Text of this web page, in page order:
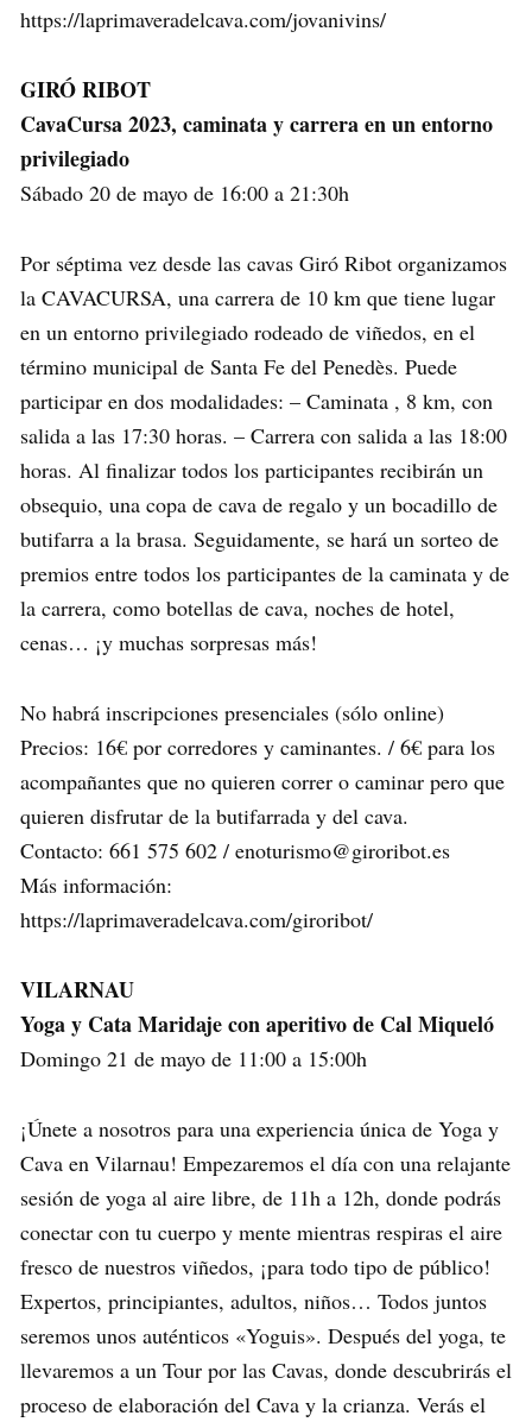
https://laprimaveradelcava.com/jovanivins/
GIRÓ RIBOT
CavaCursa 2023, caminata y carrera en un entorno
privilegiado
Sábado 20 de mayo de 16:00 a 21:30h
Por séptima vez desde las cavas Giró Ribot organizamos
la CAVACURSA, una carrera de 10 km que tiene lugar
en un entorno privilegiado rodeado de viñedos, en el
término municipal de Santa Fe del Penedès. Puede
participar en dos modalidades: – Caminata , 8 km, con
salida a las 17:30 horas. – Carrera con salida a las 18:00
horas. Al finalizar todos los participantes recibirán un
obsequio, una copa de cava de regalo y un bocadillo de
butifarra a la brasa. Seguidamente, se hará un sorteo de
premios entre todos los participantes de la caminata y de
la carrera, como botellas de cava, noches de hotel,
cenas… ¡y muchas sorpresas más!
No habrá inscripciones presenciales (sólo online)
Precios: 16€ por corredores y caminantes. / 6€ para los
acompañantes que no quieren correr o caminar pero que
quieren disfrutar de la butifarrada y del cava.
Contacto: 661 575 602 / enoturismo@giroribot.es
Más información:
https://laprimaveradelcava.com/giroribot/
VILARNAU
Yoga y Cata Maridaje con aperitivo de Cal Miqueló
Domingo 21 de mayo de 11:00 a 15:00h
¡Únete a nosotros para una experiencia única de Yoga y
Cava en Vilarnau! Empezaremos el día con una relajante
sesión de yoga al aire libre, de 11h a 12h, donde podrás
conectar con tu cuerpo y mente mientras respiras el aire
fresco de nuestros viñedos, ¡para todo tipo de público!
Expertos, principiantes, adultos, niños… Todos juntos
seremos unos auténticos «Yoguis». Después del yoga, te
llevaremos a un Tour por las Cavas, donde descubrirás el
proceso de elaboración del Cava y la crianza. Verás el